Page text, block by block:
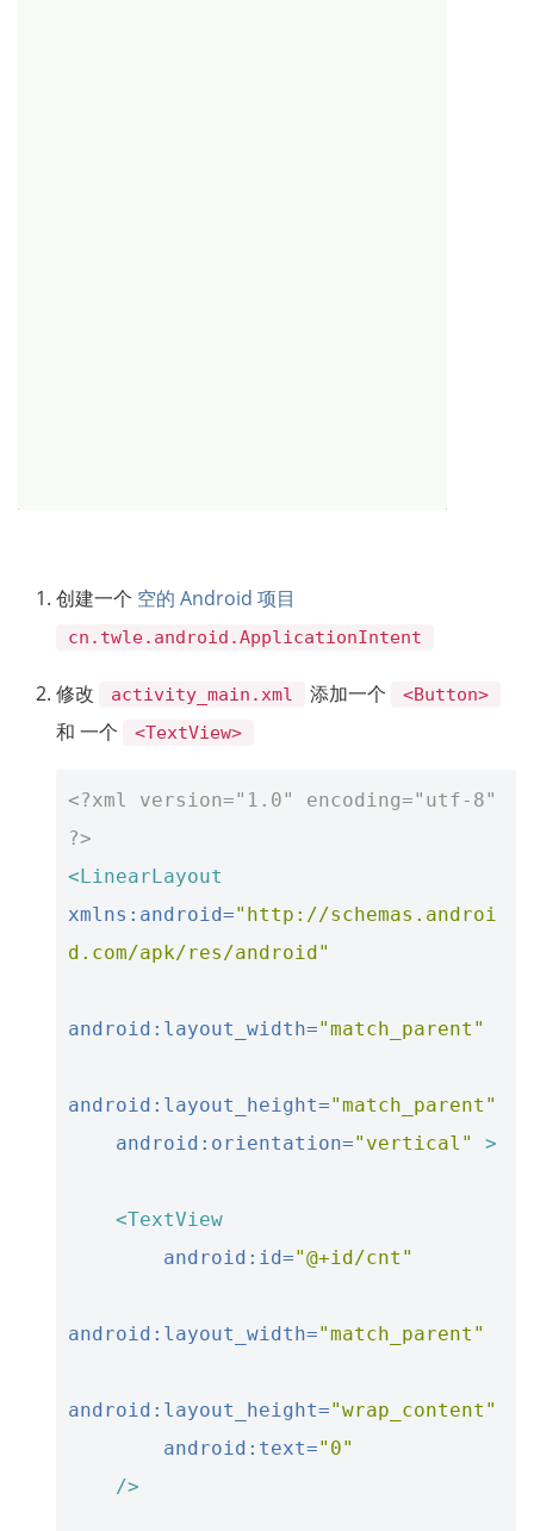
创建一个 空的 Android 项目
cn.twle.android.ApplicationIntent
修改 activity_main.xml 添加一个 <Button>
和 一个 <TextView>
<?xml version="1.0" encoding="utf-8"
?>
<LinearLayout
xmlns:android="http://schemas.androi
d.com/apk/res/android"
android:layout_width="match_parent"
android:layout_height="match_parent"
android:orientation="vertical" >
<TextView
android:id="@+id/cnt"
android:layout_width="match_parent"
android:layout_height="wrap_content"
android:text="0"
/>